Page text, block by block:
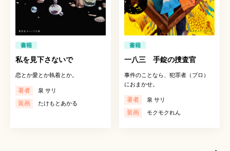
書籍
私を見下さないで
恋とか愛とか執着とか。
著者 泉 サリ
装画 たけもとあかる
書籍
一八三 手錠の捜査官
事件のことなら、犯罪者（プロ）
におまかせ。
著者 泉 サリ
装画 モクモクれん